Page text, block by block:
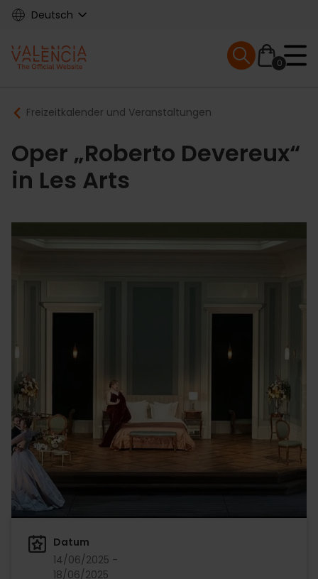
Skip
content
Deutsch
Main
navigation
0
Mobile menu
Breadcrumb
Freizeitkalender und Veranstaltungen
Oper „Roberto Devereux“
in Les Arts
Datum
14/06/2025 -
18/06/2025